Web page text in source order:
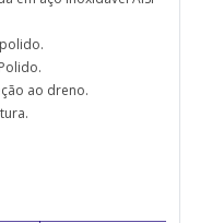
ao dreno.